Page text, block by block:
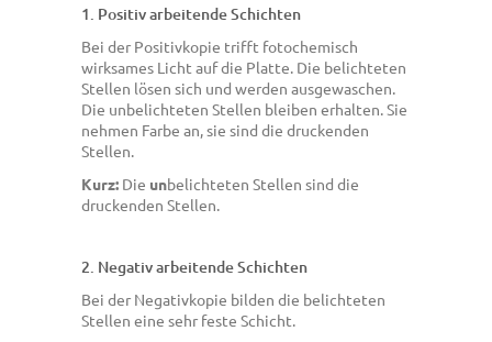
1. Positiv arbeitende Schichten
Bei der Positivkopie trifft fotochemisch
wirksames Licht auf die Platte. Die belichteten
Stellen lösen sich und werden ausgewaschen.
Die unbelichteten Stellen bleiben erhalten. Sie
nehmen Farbe an, sie sind die druckenden
Stellen.
Kurz: Die unbelichteten Stellen sind die
druckenden Stellen.
2. Negativ arbeitende Schichten
Bei der Negativkopie bilden die belichteten
Stellen eine sehr feste Schicht.